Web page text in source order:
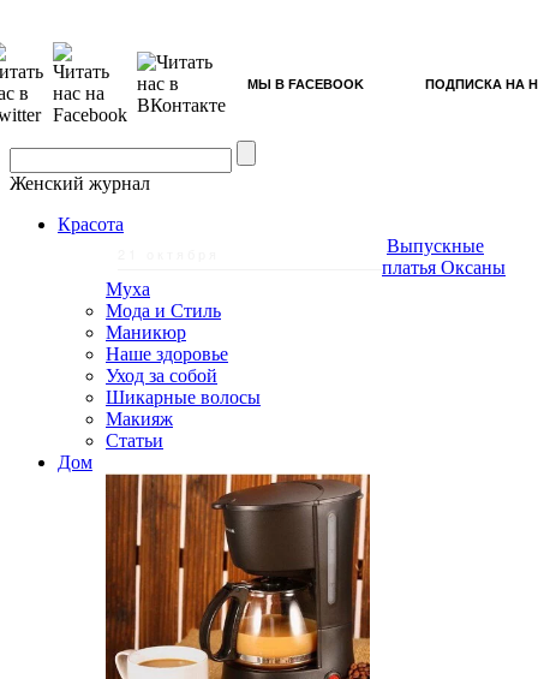
МЫ В FACEBOOK ПОДПИСКА НА
Женский журнал
Красота
Выпускные
платья Оксаны
Муха
Мода и Стиль
Маникюр
Наше здоровье
Уход за собой
Шикарные волосы
Макияж
Статьи
Дом